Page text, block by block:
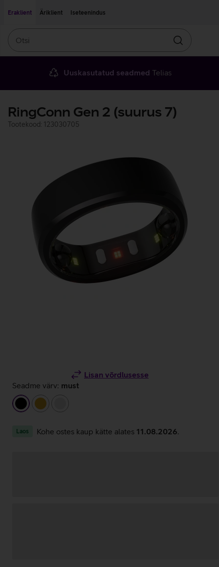
Eraklient
Äriklient Iseteenindus
Otsin
Uuskasutatud seadmed Telias
RingConn Gen 2 (suurus 7)
Tootekood: 123030705
Lisan võrdlusesse
Seadme värv: must
must
kuldne
Laos Kohe ostes kaup kätte alates 11.08.2026